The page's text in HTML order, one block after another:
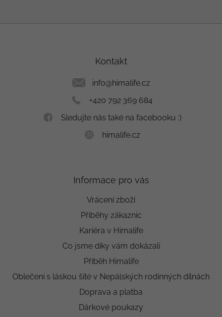
Kontakt
info@himalife.cz
+420 792 369 684
Sledujte nás také na facebooku :)
himalife.cz
Informace pro vás
Vrácení zboží
Příběhy zákaznic
Kariéra v Himalife
Co jsme díky vám dokázali
Příběh Himalife
Oblečení s láskou šité v Nepálských rodinných dílnách
Doprava a platba
Dárkové poukazy